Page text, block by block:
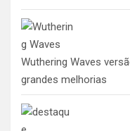
Wuthering Waves
grandes melhorias